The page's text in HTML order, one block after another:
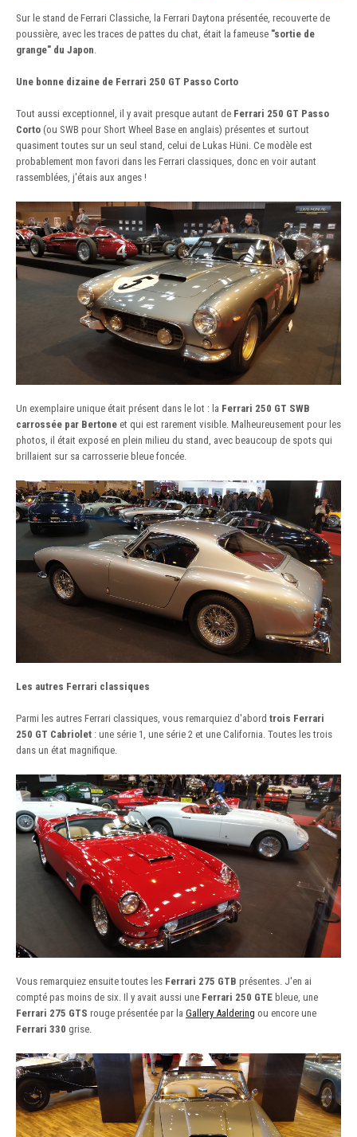
Sur le stand de Ferrari Classiche, la Ferrari Daytona présentée, recouverte de
poussière, avec les traces de pattes du chat, était la fameuse "sortie de
grange" du Japon.
Une bonne dizaine de Ferrari 250 GT Passo Corto
Tout aussi exceptionnel, il y avait presque autant de Ferrari 250 GT Passo
Corto (ou SWB pour Short Wheel Base en anglais) présentes et surtout
quasiment toutes sur un seul stand, celui de Lukas Hüni. Ce modèle est
probablement mon favori dans les Ferrari classiques, donc en voir autant
rassemblées, j'étais aux anges !
Un exemplaire unique était présent dans le lot : la Ferrari 250 GT SWB
carrossée par Bertone et qui est rarement visible. Malheureusement pour les
photos, il était exposé en plein milieu du stand, avec beaucoup de spots qui
brillaient sur sa carrosserie bleue foncée.
Les autres Ferrari classiques
Parmi les autres Ferrari classiques, vous remarquiez d'abord trois Ferrari
250 GT Cabriolet : une série 1, une série 2 et une California. Toutes les trois
dans un état magnifique.
Vous remarquiez ensuite toutes les Ferrari 275 GTB présentes. J'en ai
compté pas moins de six. Il y avait aussi une Ferrari 250 GTE bleue, une
Ferrari 275 GTS rouge présentée par la Gallery Aaldering ou encore une
Ferrari 330 grise.